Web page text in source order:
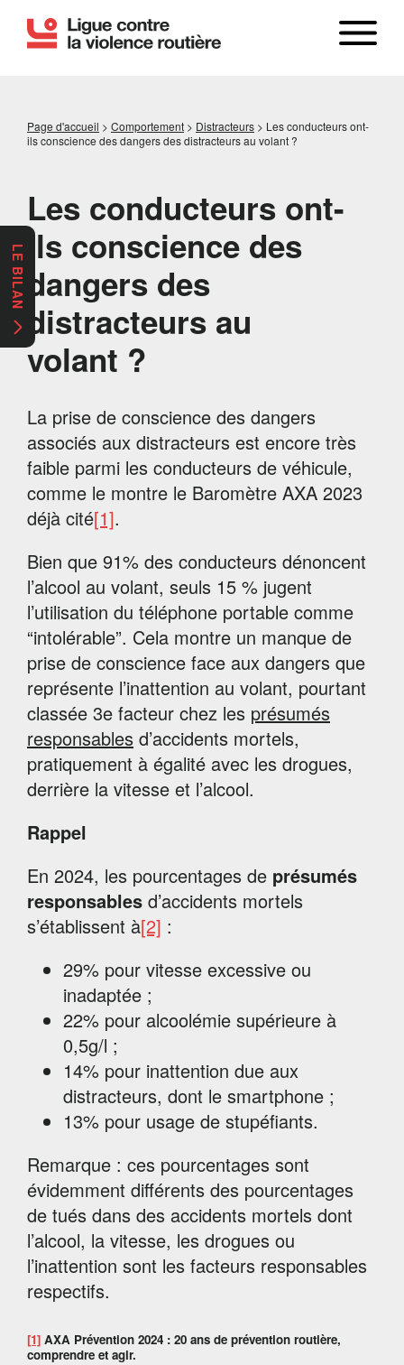
Page d'accueil > Comportement > Distracteurs > Les conducteurs ont-
ils conscience des dangers des distracteurs au volant ?
Les conducteurs ont-
ils conscience des
dangers des
distracteurs au
volant ?
La prise de conscience des dangers
associés aux distracteurs est encore très
faible parmi les conducteurs de véhicule,
comme le montre le Baromètre AXA 2023
déjà cité[1].
Bien que 91% des conducteurs dénoncent
l’alcool au volant, seuls 15 % jugent
l’utilisation du téléphone portable comme
“intolérable”. Cela montre un manque de
prise de conscience face aux dangers que
représente l’inattention au volant, pourtant
classée 3e facteur chez les présumés
responsables d’accidents mortels,
pratiquement à égalité avec les drogues,
derrière la vitesse et l’alcool.
Rappel
En 2024, les pourcentages de présumés
responsables d’accidents mortels
s’établissent à[2] :
29% pour vitesse excessive ou
inadaptée ;
22% pour alcoolémie supérieure à
0,5g/l ;
14% pour inattention due aux
distracteurs, dont le smartphone ;
13% pour usage de stupéfiants.
Remarque : ces pourcentages sont
évidemment différents des pourcentages
de tués dans des accidents mortels dont
l’alcool, la vitesse, les drogues ou
l’inattention sont les facteurs responsables
respectifs.
[1] AXA Prévention 2024 : 20 ans de prévention routière,
comprendre et agir.
LE BILAN